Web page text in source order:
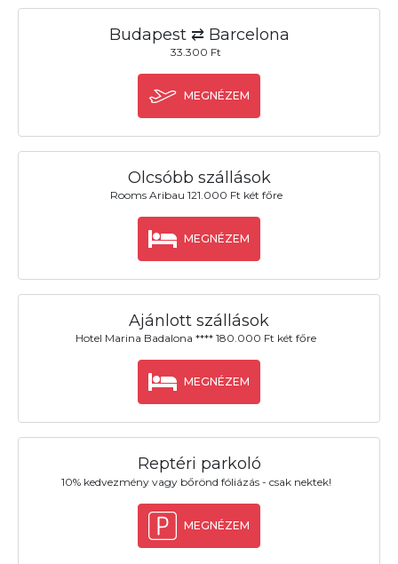
Budapest ⇄ Barcelona
33.300 Ft
MEGNÉZEM
Olcsóbb szállások
Rooms Aribau 121.000 Ft két főre
MEGNÉZEM
Ajánlott szállások
Hotel Marina Badalona **** 180.000 Ft két főre
MEGNÉZEM
Reptéri parkoló
10% kedvezmény vagy bőrönd fóliázás - csak nektek!
MEGNÉZEM